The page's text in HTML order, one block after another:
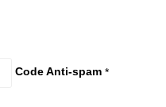
Code Anti-spam *